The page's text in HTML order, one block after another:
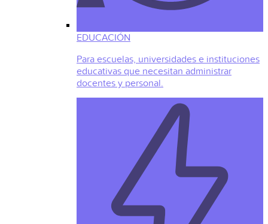
EDUCACIÓN
Para escuelas, universidades e instituciones
educativas que necesitan administrar
docentes y personal.